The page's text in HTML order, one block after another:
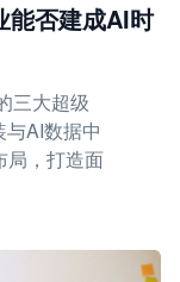
能否建成AI时
三大超级
AI数据中
局，打造面